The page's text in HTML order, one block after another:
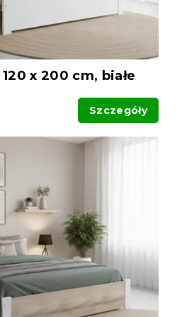
x 200 cm, białe
Szczegóły